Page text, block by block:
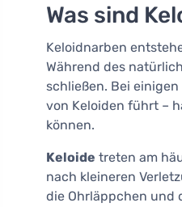
Was sind
Keloidnarben
Während des
schließen. Bei
von Keloiden führt –
können.
Keloide treten am
nach kleineren
die Ohrläppchen und